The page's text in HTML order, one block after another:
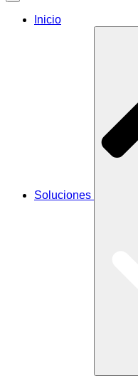
Inicio
Soluciones